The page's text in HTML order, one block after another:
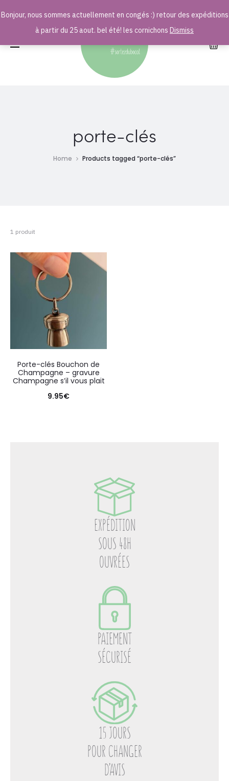
porte-clés
Home Products tagged “porte-clés”
1 produit
Porte-clés Bouchon de
Champagne – gravure
Champagne s’il vous plait
9.95€
EXPÉDITION
SOUS 48H
OUVRÉES
PAIEMENT
SÉCURISÉ
15 JOURS
POUR CHANGER
D’AVIS
Bonjour, nous sommes actuellement en congés :) retour des expéditions
à partir du 25 aout. bel été! les cornichons Dismiss